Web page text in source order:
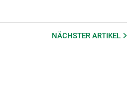
NÄCHSTERARTIKEL